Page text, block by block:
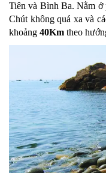
Tiên và Bình Ba. Nằm
Chút không quá xa và
khoảng 40Km theo